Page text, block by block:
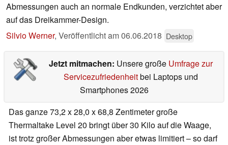
Abmessungen auch an normale Endkunden, verzichtet aber
auf das Dreikammer-Design.
Silvio Werner, Veröffentlicht am06.06.2018 Desktop
Jetzt mitmachen: Unsere große Umfrage zur
Servicezufriedenheitbei Laptops und
Smartphones 2026
Das ganze 73,2 x 28,0 x 68,8 Zentimeter große
Thermaltake Level 20 bringt über 30 Kilo auf die Waage,
ist trotz großer Abmessungen aber etwas limitiert – so darf